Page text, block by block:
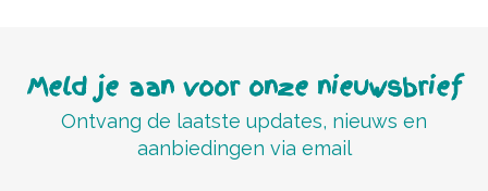
Meld je aan voor onze nieuwsbrief
Ontvang de laatste updates, nieuws en
aanbiedingen via email